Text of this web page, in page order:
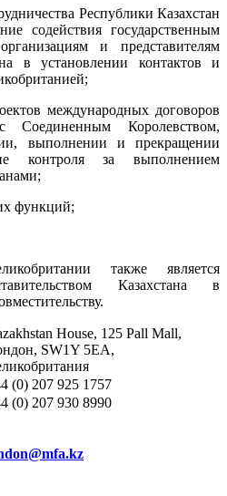
Республики Казахстан
содействия государственным
и представителям
в установлении контактов и
международных договоров
Соединенным Королевством,
выполнении и прекращении
контроля за выполнением
функций;
также является
Казахстана в
House, 125 Pall Mall,
SW1Y 5EA,
(0) 207 925 1757
(0) 207 930 8990
mfa.kz